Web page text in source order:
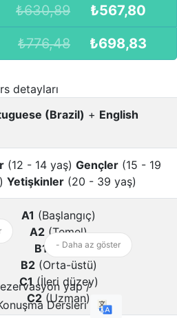
₺630,89 ₺567,80
₺776,48 ₺698,83
detayları
(Brazil) + English
(12 - 14 yaş) Gençler (15 - 19
Yetişkinler(20 - 39 yaş)
A1 (Başlangıç)
A2 (Temel)
B1 (Orta)
B2(Orta-üstü)
C1(İleri düzey)
C2 (Uzman)
- Daha az göster
yap /
Dersleri